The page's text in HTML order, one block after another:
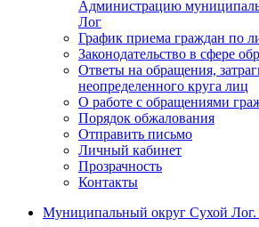
Администрацию
Лог
График приема граждан по
Законодательство в сфере
Ответы на обращения,
неопределенного круга лиц
О работе с обращениями
Порядок обжалования
Отправить письмо
Личный кабинет
Прозрачность
Контакты
Муниципальный округ Сухой